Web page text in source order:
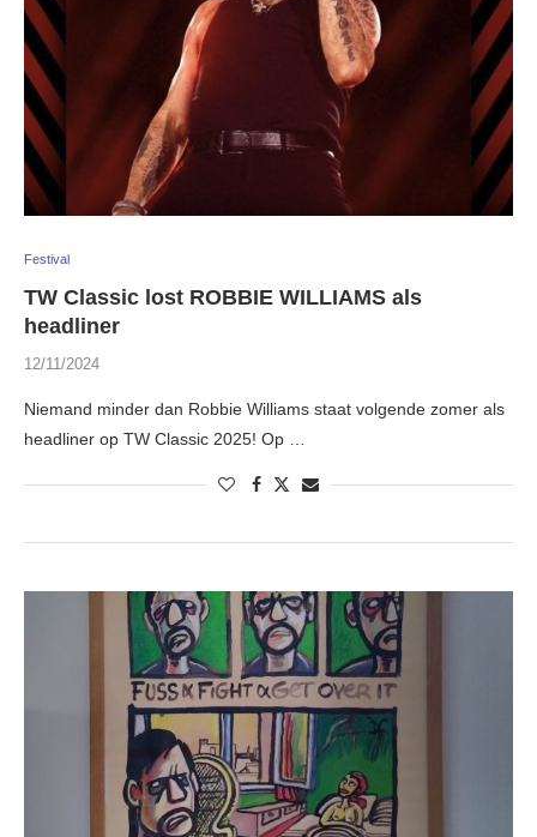
Festival
TW Classic lost ROBBIE WILLIAMS als
headliner
12/11/2024
Niemand minder dan Robbie Williams staat volgende zomer als
headliner op TW Classic 2025! Op …